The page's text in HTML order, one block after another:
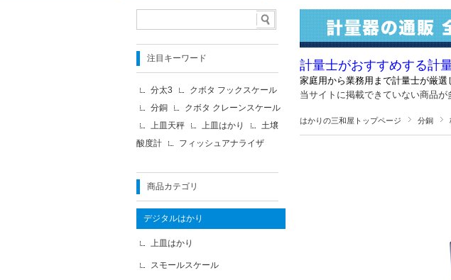
計量士がおすすめする計
家庭用から業務用まで計量士が厳選
当サイトに掲載できていない商品が
はかりの三和屋トップページ 分銅
注目キーワード
分太3
クボタ フックスケール
分銅
クボタ クレーンスケール
上皿天秤
上皿はかり
土壌
酸度計
フィッシュアナライザ
商品カテゴリ
デジタルはかり
上皿はかり
スモールスケール